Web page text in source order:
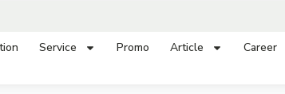
Service Promo Article Career